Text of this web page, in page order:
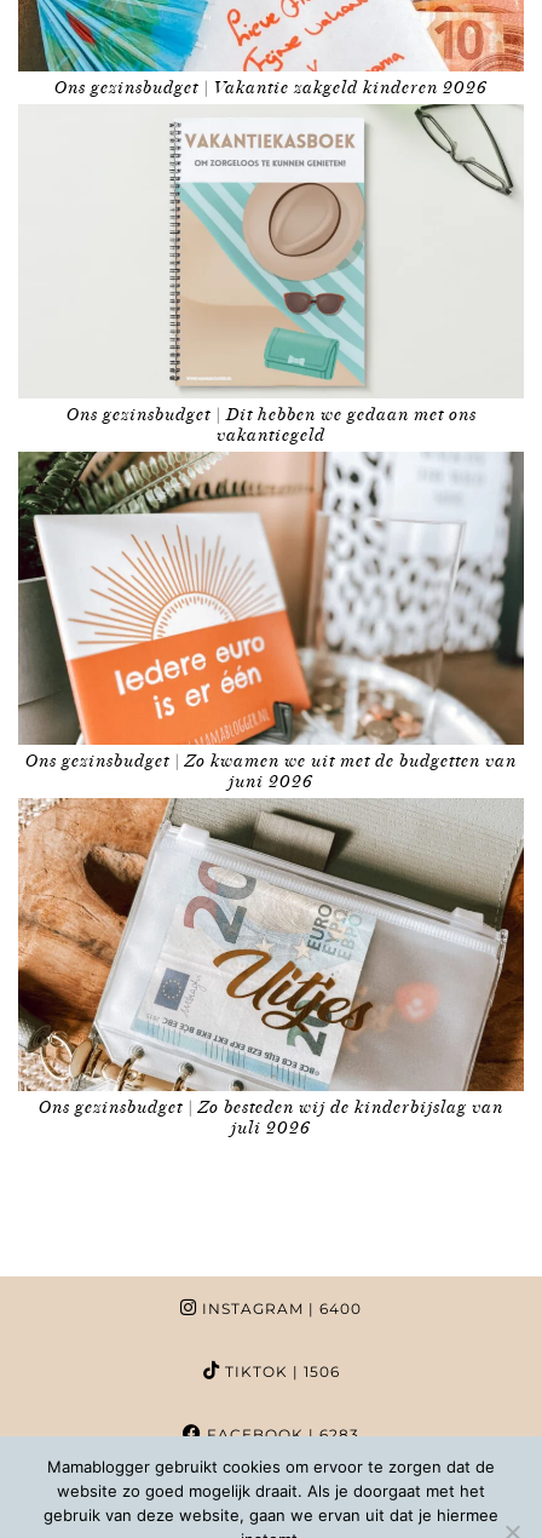
Ons gezinsbudget | Vakantie zakgeld kinderen 2026
Ons gezinsbudget | Dit hebben we gedaan met ons
vakantiegeld
Ons gezinsbudget | Zo kwamen we uit met de budgetten van
juni 2026
Ons gezinsbudget | Zo besteden wij de kinderbijslag van
juli 2026
INSTAGRAM | 6400
TIKTOK | 1506
FACEBOOK| 6283
PINTEREST | 1020
Mamablogger gebruikt cookies om ervoor te zorgen dat de
website zo goed mogelijk draait. Als je doorgaat met het
gebruik van deze website, gaan we ervan uit dat je hiermee